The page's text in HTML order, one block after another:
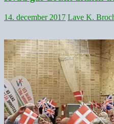
14. december 2017 Lave K.